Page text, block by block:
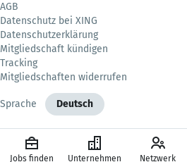
AGB
Datenschutz bei XING
Datenschutzerklärung
Mitgliedschaft kündigen
Tracking
Mitgliedschaften widerrufen
Sprache Deutsch
Jobs finden Unternehmen Netzwerk